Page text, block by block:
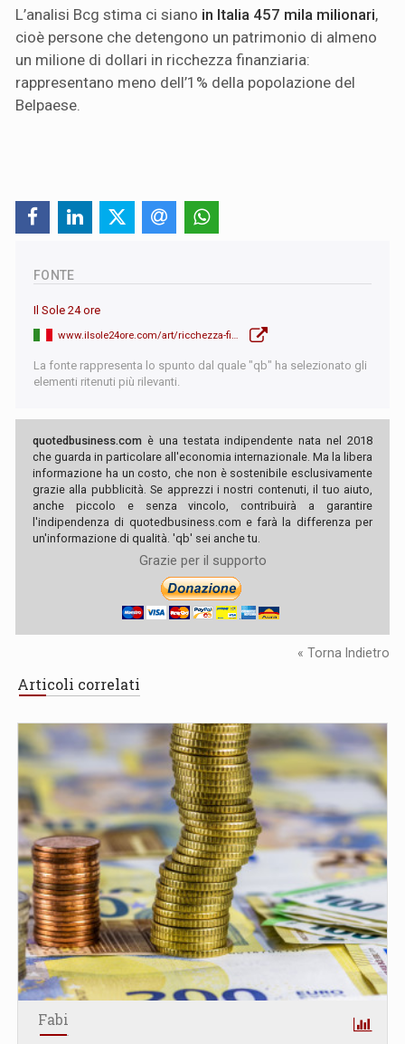
L’analisi Bcg stima ci siano in Italia 457 mila milionari,
cioè persone che detengono un patrimonio di almeno
un milione di dollari in ricchezza finanziaria:
rappresentano meno dell’1% della popolazione del
Belpaese.
FONTE
Il Sole 24 ore
La fonte rappresenta lo spunto dal quale "qb" ha selezionato gli
elementi ritenuti più rilevanti.
quotedbusiness.com è una testata indipendente nata nel 2018
che guarda in particolare all'economia internazionale. Ma la libera
informazione ha un costo, che non è sostenibile esclusivamente
grazie alla pubblicità. Se apprezzi i nostri contenuti, il tuo aiuto,
anche piccolo e senza vincolo, contribuirà a garantire
l'indipendenza di quotedbusiness.com e farà la differenza per
un'informazione di qualità. 'qb' sei anche tu.
Grazie per il supporto
« Torna Indietro
Articoli correlati
Fabi